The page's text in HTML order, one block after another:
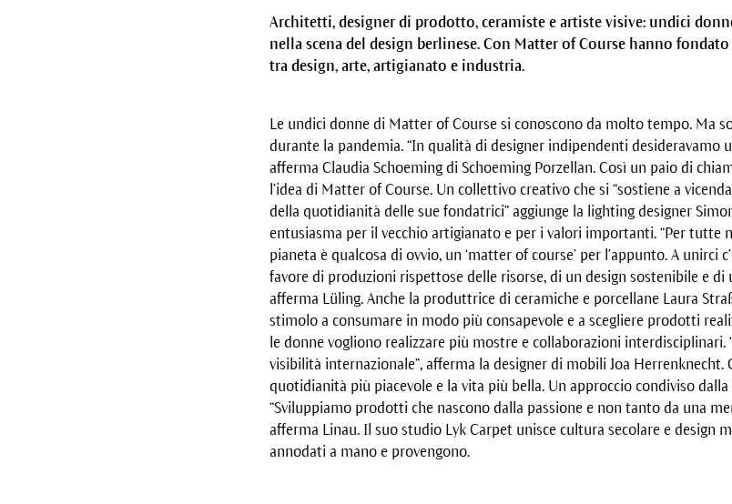
Architetti, designer di prodotto, ceramiste e artiste visive: undici
nella scena del design berlinese. Con Matter of Course hanno
tra design, arte, artigianato e industria.
Le undici donne di Matter of Course si conoscono da molto tempo. Ma
durante la pandemia. “In qualità di designer indipendenti desideravamo
afferma Claudia Schoeming di Schoeming Porzellan. Così un paio di
l’idea di Matter of Course. Un collettivo creativo che si “sostiene a
della quotidianità delle sue fondatrici” aggiunge la lighting designer
entusiasma per il vecchio artigianato e per i valori importanti. “Per tutte
pianeta è qualcosa di ovvio, un ‘matter of course’ per l’appunto. A unirci
favore di produzioni rispettose delle risorse, di un design sostenibile e di
afferma Lüling. Anche la produttrice di ceramiche e porcellane Laura
stimolo a consumare in modo più consapevole e a scegliere prodotti
le donne vogliono realizzare più mostre e collaborazioni
visibilità internazionale”, afferma la designer di mobili Joa Herrenknecht.
quotidianità più piacevole e la vita più bella. Un approccio condiviso
“Sviluppiamo prodotti che nascono dalla passione e non tanto da una
afferma Linau. Il suo studio Lyk Carpet unisce cultura secolare e design
annodati a mano e provengono.